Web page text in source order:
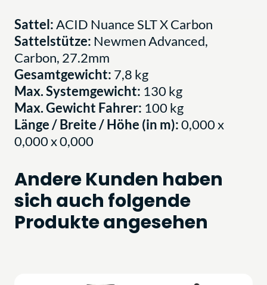
Sattel:ACID Nuance SLT X Carbon
Sattelstütze: Newmen Advanced,
Carbon, 27.2mm
Gesamtgewicht: 7,8 kg
Max. Systemgewicht: 130 kg
Max. Gewicht Fahrer: 100 kg
Länge / Breite / Höhe (in m):0,000 x
0,000 x 0,000
Andere Kunden haben
sich auch folgende
Produkte angesehen